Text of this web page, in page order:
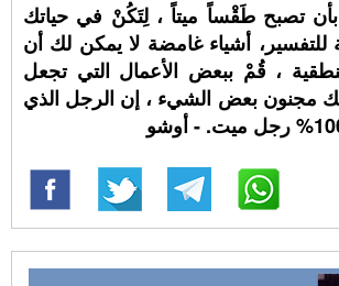
تصبح طَقْساً ميتاً ، لِتَكُنْ في حياتك
للتفسير، أشياء غامضة لا يمكن لك أن
، قُمْ ببعض الأعمال التي تجعل
مجنون بعض الشيء ، إن الرجل الذي